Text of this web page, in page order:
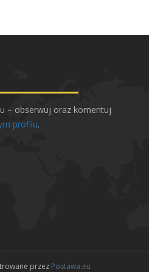
– obserwuj oraz komentuj
profilu.
przez Postawa.eu